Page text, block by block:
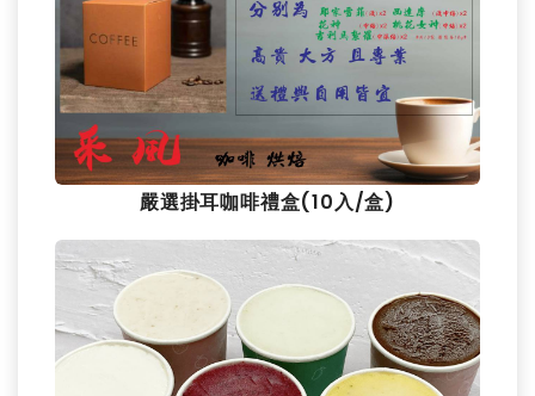
嚴選掛耳咖啡禮盒(10入/盒)